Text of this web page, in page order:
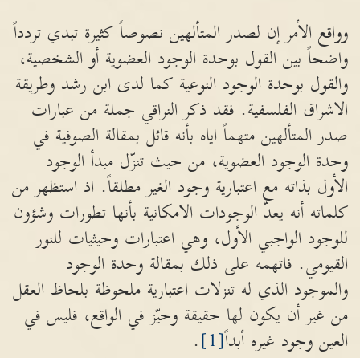
وواقع الأمر إن لصدر المتألهين نصوصاً كثيرة تبدي تردداً
واضحاً بين القول بوحدة الوجود العضوية أو الشخصية،
والقول بوحدة الوجود النوعية كما لدى ابن رشد وطريقة
الاشراق الفلسفية. فقد ذكر النراقي جملة من عبارات
صدر المتألهين متهماً اياه بأنه قائل بمقالة الصوفية في
وحدة الوجود العضوية، من حيث تنزّل مبدأ الوجود
الأول بذاته مع اعتبارية وجود الغير مطلقاً. اذ استظهر من
كلماته أنه يعدّ الوجودات الامكانية بأنها تطورات وشؤون
للوجود الواجبي الأول، وهي اعتبارات وحيثيات للنور
القيومي. فاتهمه على ذلك بمقالة وحدة الوجود
والموجود الذي له تنزلات اعتبارية ملحوظة بلحاظ العقل
من غير أن يكون لها حقيقة وحيّز في الواقع، فليس في
العين وجود غيره أبداً[1]
.